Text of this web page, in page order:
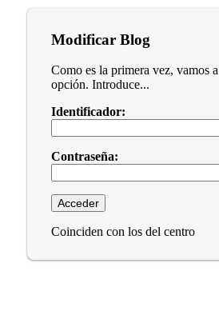
Modificar Blog
Como es la primera vez, vamos a
opción. Introduce...
Identificador:
Contraseña:
Coinciden con los del centro